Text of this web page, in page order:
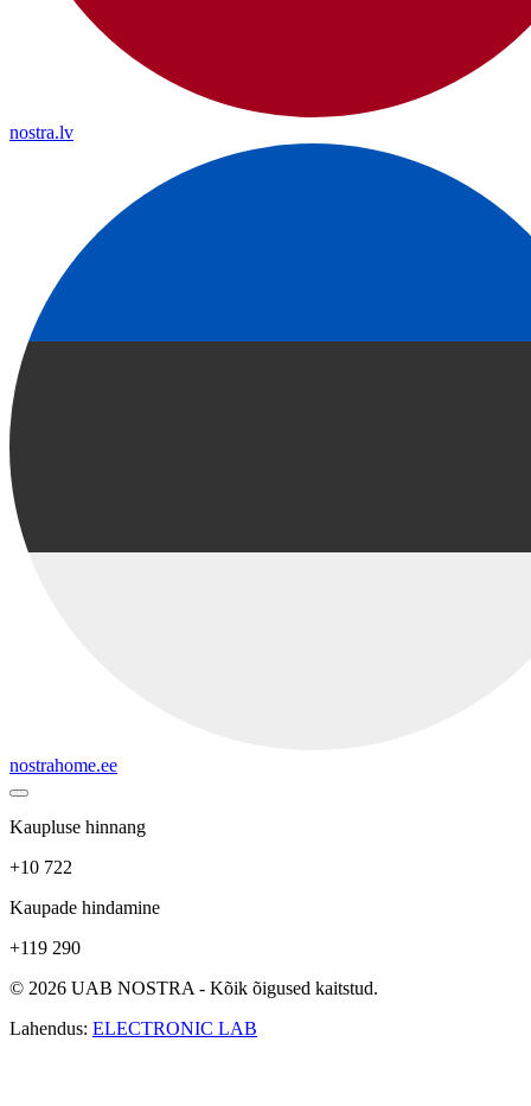
nostra.lv
nostrahome.ee
Kaupluse hinnang
+10 722
Kaupade hindamine
+119 290
© 2026 UAB NOSTRA - Kõik õigused kaitstud.
Lahendus: ELECTRONIC LAB